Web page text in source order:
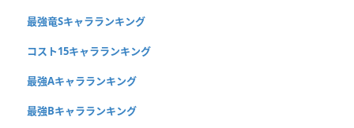
最強竜Sキャラランキング
コスト15キャラランキング
最強Aキャラランキング
最強Bキャラランキング